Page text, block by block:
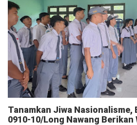
Tanamkan Jiwa Nasionalisme,
0910-10/Long Nawang Berikan